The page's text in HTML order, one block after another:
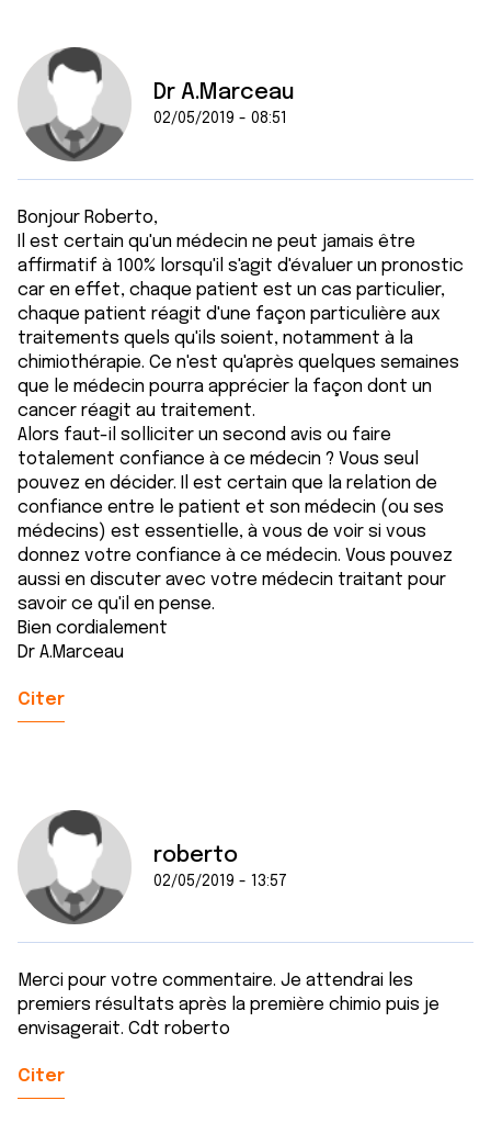
Dr A.Marceau
02/05/2019 - 08:51
Bonjour Roberto,
Il est certain qu'un médecin ne peut jamais être
affirmatif à 100% lorsqu'il s'agit d'évaluer un pronostic
car en effet, chaque patient est un cas particulier,
chaque patient réagit d'une façon particulière aux
traitements quels qu'ils soient, notamment à la
chimiothérapie. Ce n'est qu'après quelques semaines
que le médecin pourra apprécier la façon dont un
cancer réagit au traitement.
Alors faut-il solliciter un second avis ou faire
totalement confiance à ce médecin ? Vous seul
pouvez en décider. Il est certain que la relation de
confiance entre le patient et son médecin (ou ses
médecins) est essentielle, à vous de voir si vous
donnez votre confiance à ce médecin. Vous pouvez
aussi en discuter avec votre médecin traitant pour
savoir ce qu'il en pense.
Bien cordialement
Dr A.Marceau
Citer
roberto
02/05/2019 - 13:57
Merci pour votre commentaire. Je attendrai les
premiers résultats après la première chimio puis je
envisagerait. Cdt roberto
Citer